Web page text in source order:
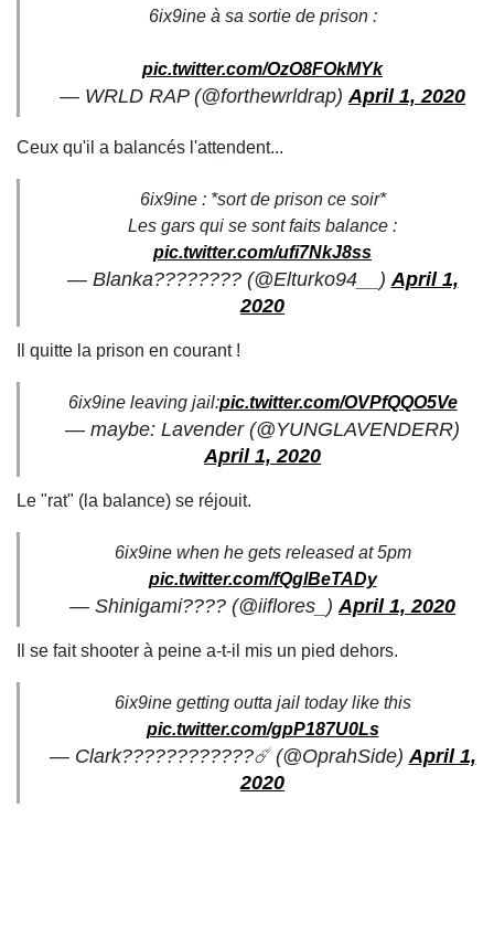
6ix9ine à sa sortie de prison :
pic.twitter.com/OzO8FOkMYk
— WRLD RAP (@forthewrldrap)April 1, 2020
Ceux qu'il a balancés l'attendent...
6ix9ine : *sort de prison ce soir*
Les gars qui se sont faits balance :
pic.twitter.com/ufi7NkJ8ss
— Blanka???????? (@Elturko94__)April 1,
2020
Il quitte la prison en courant !
6ix9ine leaving jail:pic.twitter.com/OVPfQQO5Ve
— maybe: Lavender (@YUNGLAVENDERR)
April 1, 2020
Le "rat" (la balance) se réjouit.
6ix9ine when he gets released at 5pm
pic.twitter.com/fQglBeTADy
— Shinigami???? (@iiflores_)April 1, 2020
Il se fait shooter à peine a-t-il mis un pied dehors.
6ix9ine getting outta jail today like this
pic.twitter.com/gpP187U0Ls
— Clark????????????☄️ (@OprahSide)April 1,
2020